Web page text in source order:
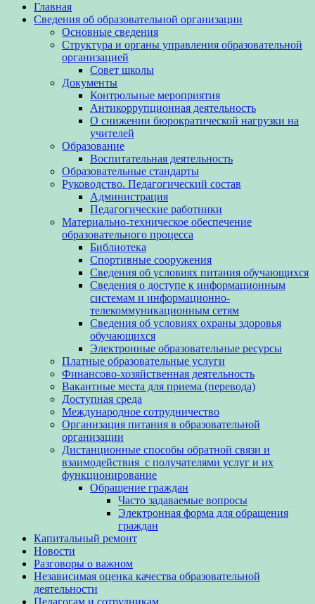
Главная
Сведения об образовательной организации
Основные сведения
Структура и органы управления образовательной
организацией
Совет школы
Документы
Контрольные мероприятия
Антикоррупционная деятельность
О снижении бюрократической нагрузки на
учителей
Образование
Воспитательная деятельность
Образовательные стандарты
Руководство. Педагогический состав
Администрация
Педагогические работники
Материально-техническое обеспечение
образовательного процесса
Библиотека
Спортивные сооружения
Сведения об условиях питания обучающихся
Сведения о доступе к информационным
системам и информационно-
телекоммуникационным сетям
Сведения об условиях охраны здоровья
обучающихся
Электронные образовательные ресурсы
Платные образовательные услуги
Финансово-хозяйственная деятельность
Вакантные места для приема (перевода)
Доступная среда
Международное сотрудничество
Организация питания в образовательной
организации
Дистанционные способы обратной связи и
взаимодействия с получателями услуг и их
функционирование
Обращение граждан
Часто задаваемые вопросы
Электронная форма для обращения
граждан
Капитальный ремонт
Новости
Разговоры о важном
Независимая оценка качества образовательной
деятельности